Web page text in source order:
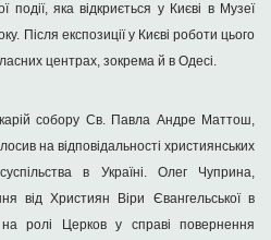
події, яка відкриється у Києві в Музеї
Після експозиції у Києві роботи цього
центрах, зокрема й в Одесі.
собору Св. Павла Андре Маттош,
на відповідальності християнських
в Україні. Олег Чуприна,
від Християн Віри Євангельської в
на ролі Церков у справі повернення